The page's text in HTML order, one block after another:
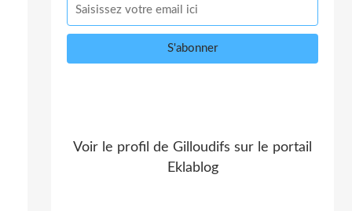
Voir le profil de Gilloudifs sur le portail
Eklablog